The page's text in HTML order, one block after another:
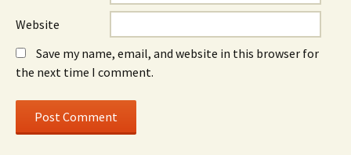
Website
Save my name, email, and website in this browser for
the next time I comment.